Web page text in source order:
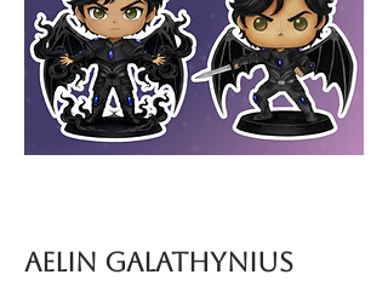
aelin galathynius